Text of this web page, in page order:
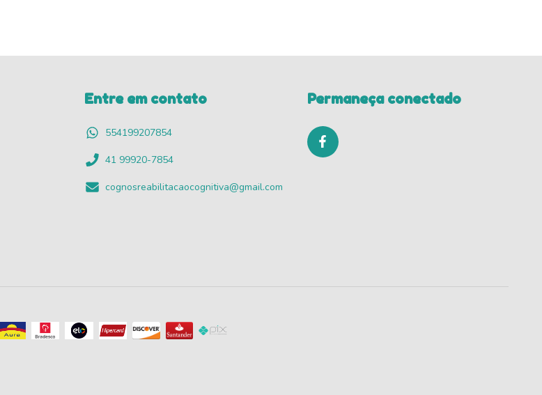
Entre em contato
554199207854
41 99920-7854
cognosreabilitacaocognitiva@gmail.com
Permaneça conectado